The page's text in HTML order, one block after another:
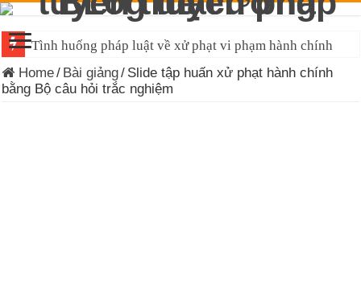
Tình huống pháp luật về xử phạt vi phạm hành chính
Home/ Bài giảng/ Slide tập huấn xử phạt hành chính
bằng Bộ câu hỏi trắc nghiệm